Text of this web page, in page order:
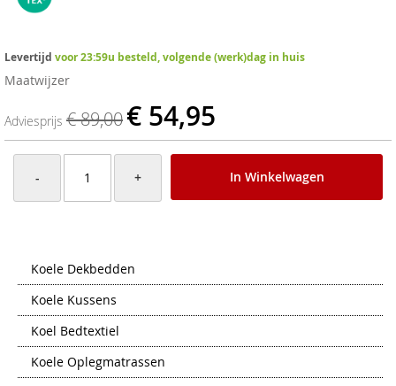
Levertijd voor 23:59u besteld, volgende (werk)dag in huis
Maatwijzer
Adviesprijs € 89,00€ 54,95
- + In Winkelwagen
Koele Dekbedden
Koele Kussens
Koel Bedtextiel
Koele Oplegmatrassen